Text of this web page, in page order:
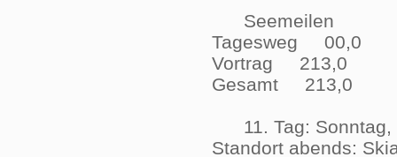
Seemeilen
Tagesweg 00,0
Vortrag 213,0
Gesamt 213,0
11. Tag: Sonntag,
Standort abends: